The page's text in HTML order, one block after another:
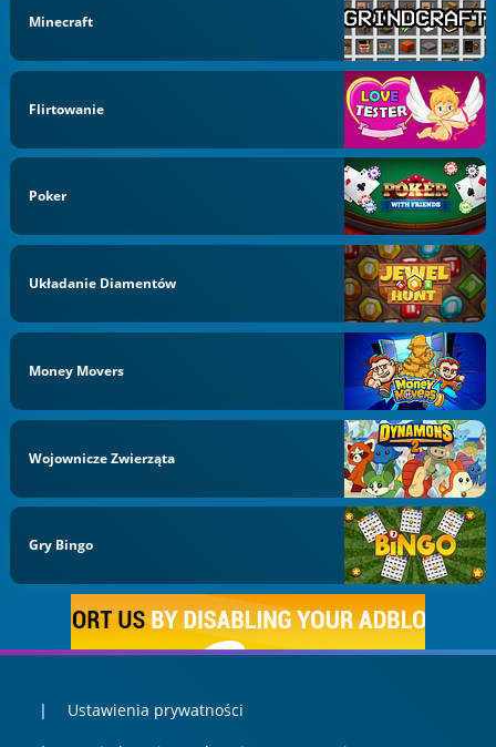
Minecraft
Flirtowanie
Poker
Układanie Diamentów
Money Movers
Wojownicze Zwierząta
Gry Bingo
Ustawienia prywatności